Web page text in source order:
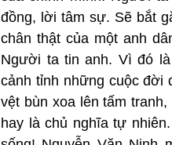
đồng, lời tâm sự. Sẽ bắt
chân thật của một anh
Người ta tin anh. Vì đó
cảnh tỉnh những cuộc đời
vệt bùn xoa lên tấm
hay là chủ nghĩa tự